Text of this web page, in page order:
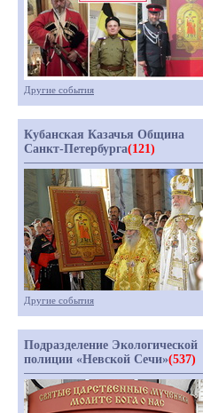
Другие события
Кубанская Казачья Община
Санкт-Петербурга(121)
Другие события
Подразделение Экологической
полиции «Невской Сечи»(537)